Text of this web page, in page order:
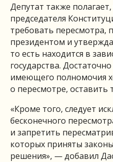
Депутат также
председателя
требовать пересмотра,
президентом и
то есть находится в
государства.
имеющего полномочия
о пересмотре, оставить
«Кроме того, следует
бесконечного
и запретить
которых приняты
решения», — добавил